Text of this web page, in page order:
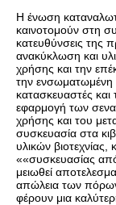
Η ένωση
καινοτομούν στη
κατευθύνσεις της
ανακύκλωση και
χρήσης και την
την ενσωματωμένη
κατασκευαστές και
εφαρμογή των
χρήσης και του
συσκευασία στα
υλικών βιοτεχνίας,
««συσκευασίας
μειωθεί
απώλεια των
φέρουν μια